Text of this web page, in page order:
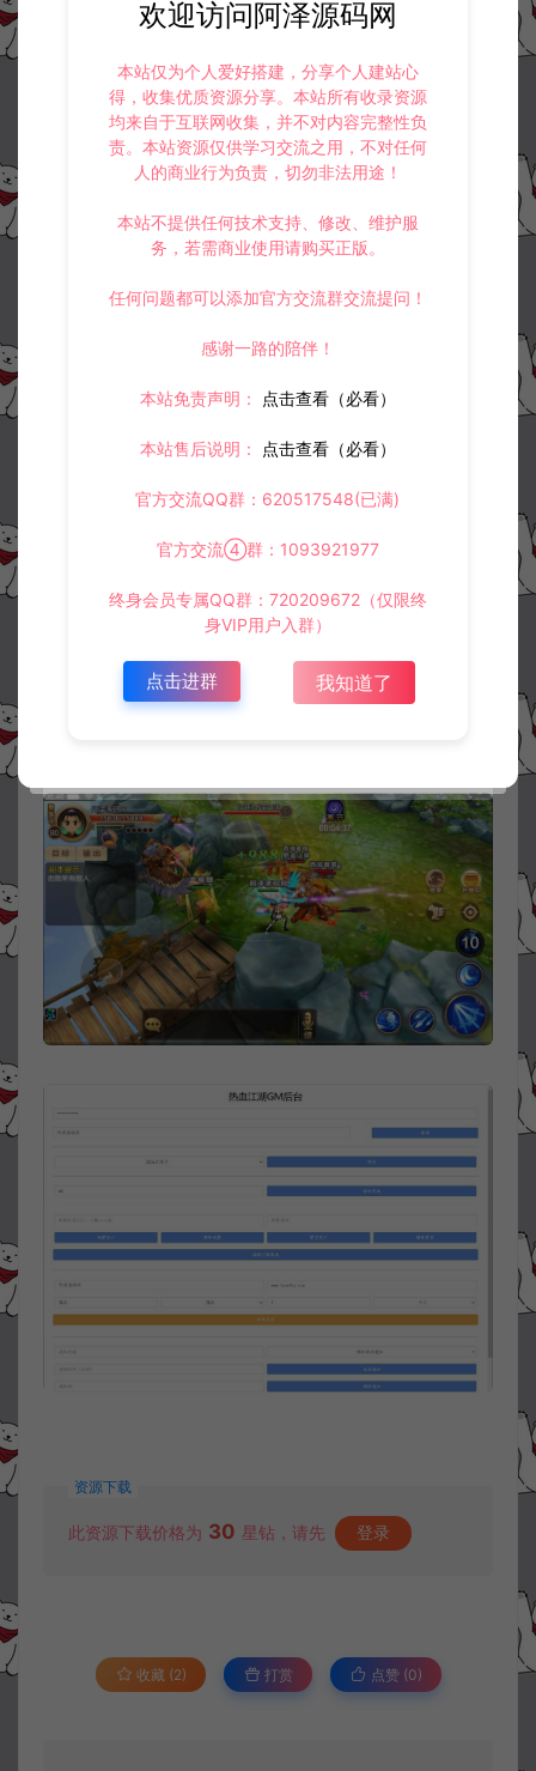
资源下载
此资源下载价格为 30 星钻，请先 登录
收藏 (2) 打赏 点赞 (0)
欢迎访问阿泽源码网
本站仅为个人爱好搭建，分享个人建站心
得，收集优质资源分享。本站所有收录资源
均来自于互联网收集，并不对内容完整性负
责。本站资源仅供学习交流之用，不对任何
人的商业行为负责，切勿非法用途！
本站不提供任何技术支持、修改、维护服
务，若需商业使用请购买正版。
任何问题都可以添加官方交流群交流提问！
感谢一路的陪伴！
本站免责声明： 点击查看（必看）
本站售后说明： 点击查看（必看）
官方交流QQ群：620517548(已满)
官方交流④群：1093921977
终身会员专属QQ群：720209672（仅限终
身VIP用户入群）
点击进群 我知道了